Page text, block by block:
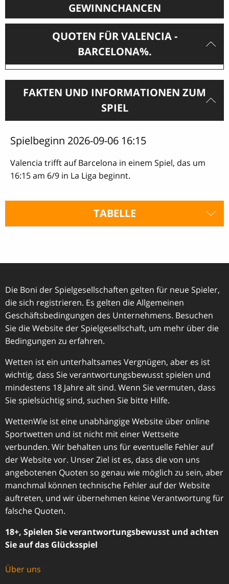
GEWINNCHANCEN
QUOTEN FÜR VALENCIA -
BARCELONA%.
FAKTEN UND INFORMATIONEN ZUM
SPIEL
Spielbeginn 2026-09-06 16:15
Valencia trifft auf Barcelona in einem Spiel, das um
16:15 am 6/9 in La Liga beginnt.
TABELLE
Die Boni der Spielgesellschaften gelten für neue Spieler,
die sich registrieren. Es gelten die Allgemeinen
Geschäftsbedingungen des Unternehmens. Besuchen
Sie die Website der Spielgesellschaft, um mehr über die
Bedingungen zu erfahren.
Wetten ist ein unterhaltsames Vergnügen, aber es ist
wichtig, dass Sie verantwortungsbewusst spielen und
mindestens 18 Jahre alt sind. Wenn Sie vermuten, dass
Sie spielsüchtig sind, suchen Sie bitte Hilfe.
WettenWie ist eine unabhängige Website über online
Sportwetten und ist nicht mit einer Wettseite
verbunden. Wir behalten uns für eventuelle Fehler auf
der Website vor. Unser Ziel ist es, dass die von uns
angebotenen Quoten so genau wie möglich zu sein, aber
manchmal können technische Fehler auf der Website
auftreten, und wir übernehmen keine Verantwortung für
falsche Quoten.
18+, Spielen Sie verantwortungsbewusst und achten
Sie auf das Glücksspiel
Über uns